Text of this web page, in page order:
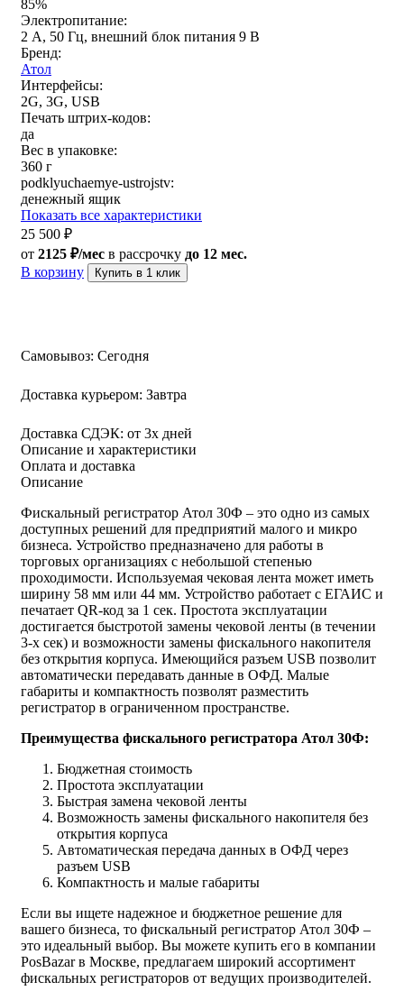
85%
Электропитание:
2 А, 50 Гц, внешний блок питания 9 В
Бренд:
Атол
Интерфейсы:
2G, 3G, USB
Печать штрих-кодов:
да
Вес в упаковке:
360 г
podklyuchaemye-ustrojstv:
денежный ящик
Показать все характеристики
25 500 ₽
от 2125 ₽/мес в рассрочку до 12 мес.
В корзину
Купить в 1 клик
Самовывоз: Сегодня
Доставка курьером: Завтра
Доставка СДЭК: от 3х дней
Описание и характеристики
Оплата и доставка
Описание
Фискальный регистратор Атол 30Ф – это одно из самых
доступных решений для предприятий малого и микро
бизнеса. Устройство предназначено для работы в
торговых организациях с небольшой степенью
проходимости. Используемая чековая лента может иметь
ширину 58 мм или 44 мм. Устройство работает с ЕГАИС и
печатает QR-код за 1 сек. Простота эксплуатации
достигается быстротой замены чековой ленты (в течении
3-х сек) и возможности замены фискального накопителя
без открытия корпуса. Имеющийся разъем USB позволит
автоматически передавать данные в ОФД. Малые
габариты и компактность позволят разместить
регистратор в ограниченном пространстве.
Преимущества фискального регистратора Атол 30Ф:
Бюджетная стоимость
Простота эксплуатации
Быстрая замена чековой ленты
Возможность замены фискального накопителя без
открытия корпуса
Автоматическая передача данных в ОФД через
разъем USB
Компактность и малые габариты
Если вы ищете надежное и бюджетное решение для
вашего бизнеса, то фискальный регистратор Атол 30Ф –
это идеальный выбор. Вы можете купить его в компании
PosBazar в Москве, предлагаем широкий ассортимент
фискальных регистраторов от ведущих производителей.